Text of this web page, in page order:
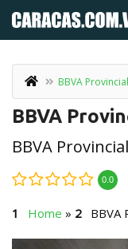
BBVA
BBVA
BBVA
0.0
Home » BBVA